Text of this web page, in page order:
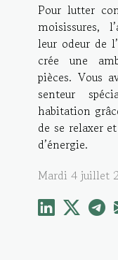
Pour lutter
moisissures,
leur odeur de
crée une
pièces. Vous
senteur
habitation
de se relaxer
d’énergie.
Mardi 4 juillet